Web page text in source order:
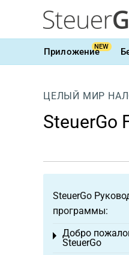
ПриложениеNEW
ЦЕЛЫЙ МИР
SteuerGo
SteuerGo
программы:
Добро
SteuerGo
Toggle menu